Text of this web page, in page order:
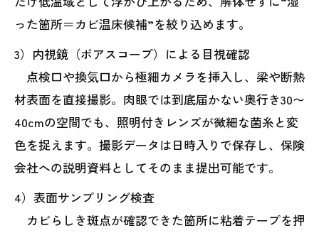
った箇所＝カビ温床候補”を絞り込めます。
3）内視鏡（ボアスコープ）による目視確認
点検口や換気口から極細カメラを挿入し、梁や断熱
材表面を直接撮影。肉眼では到底届かない奥行き30〜
40cmの空間でも、照明付きレンズが微細な菌糸と変
色を捉えます。撮影データは日時入りで保存し、保険
会社への説明資料としてそのまま提出可能です。
4）表面サンプリング検査
カビらしき斑点が確認できた箇所に粘着テープを押